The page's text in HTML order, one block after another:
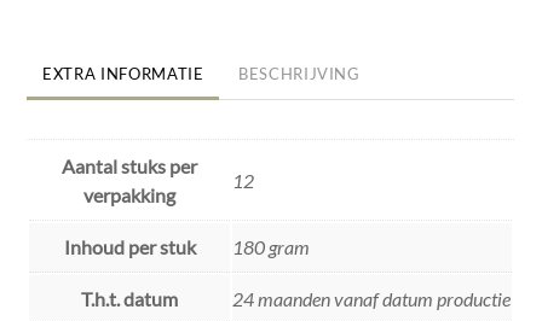
EXTRA INFORMATIE BESCHRIJVING
Aantal stuks per
verpakking
12
Inhoud per stuk 180 gram
T.h.t. datum 24 maanden vanaf datum productie